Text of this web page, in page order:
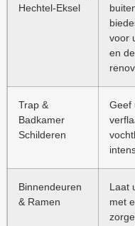
Hechtel-Eksel
voor
en
Trap &
Badkamer
Schilderen
Geef
Binnendeuren
& Ramen
Laat
met